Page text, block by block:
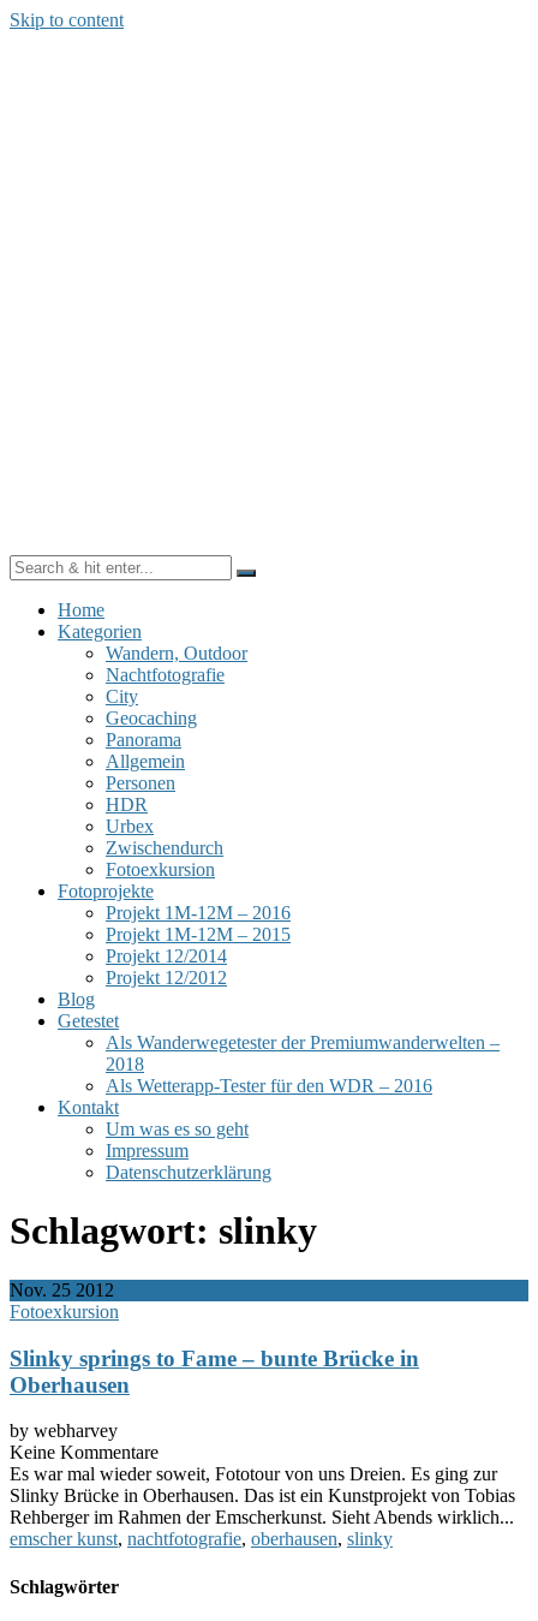
Skip to content
Home
Kategorien
Wandern, Outdoor
Nachtfotografie
City
Geocaching
Panorama
Allgemein
Personen
HDR
Urbex
Zwischendurch
Fotoexkursion
Fotoprojekte
Projekt 1M-12M – 2016
Projekt 1M-12M – 2015
Projekt 12/2014
Projekt 12/2012
Blog
Getestet
Als Wanderwegetester der Premiumwanderwelten –
2018
Als Wetterapp-Tester für den WDR – 2016
Kontakt
Um was es so geht
Impressum
Datenschutzerklärung
Schlagwort: slinky
Nov. 25 2012
Fotoexkursion
Slinky springs to Fame – bunte Brücke in
Oberhausen
by webharvey
Keine Kommentare
Es war mal wieder soweit, Fototour von uns Dreien. Es ging zur
Slinky Brücke in Oberhausen. Das ist ein Kunstprojekt von Tobias
Rehberger im Rahmen der Emscherkunst. Sieht Abends wirklich...
emscher kunst, nachtfotografie, oberhausen, slinky
Schlagwörter